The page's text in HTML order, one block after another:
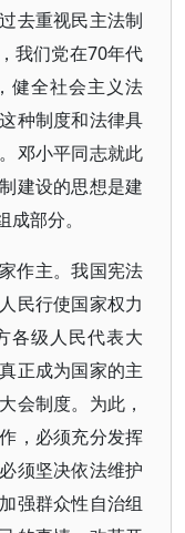
去重视民主法制
我们党在70年代
健全社会主义法
种制度和法律具
邓小平同志就此
建设的思想是建
部分。
作主。我国宪法
民行使国家权力
各级人民代表大
正成为国家的主
会制度。为此，
，必须充分发挥
须坚决依法维护
强群众性自治组